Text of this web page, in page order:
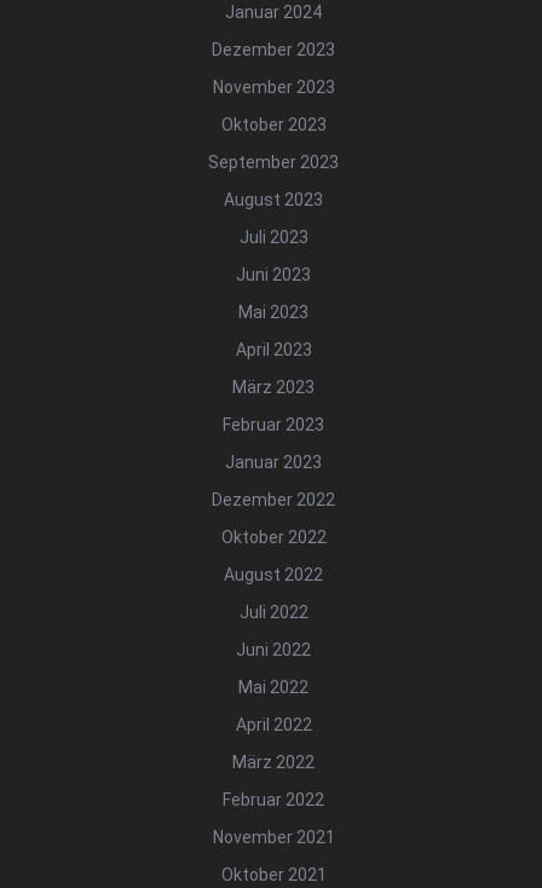
Januar 2024
Dezember 2023
November 2023
Oktober 2023
September 2023
August 2023
Juli 2023
Juni 2023
Mai 2023
April 2023
März 2023
Februar 2023
Januar 2023
Dezember 2022
Oktober 2022
August 2022
Juli 2022
Juni 2022
Mai 2022
April 2022
März 2022
Februar 2022
November 2021
Oktober 2021